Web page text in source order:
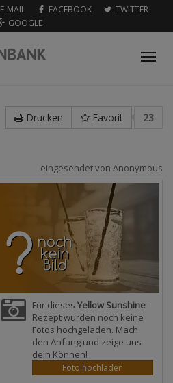
E-MAIL FACEBOOK
TWITTER
GOOGLE
Drucken Favorit 23
eingesendet von Anonymous
Für dieses Yellow Sunshine-
Rezept wurden noch keine
Fotos hochgeladen. Mach
den Anfang und zeige uns
dein Können!
Foto hochladen